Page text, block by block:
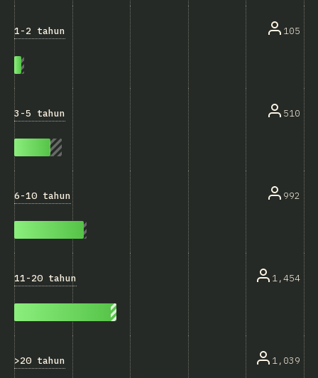
1-2 tahun 105
3-5 tahun 510
6-10 tahun 992
11-20 tahun 1,454
>20 tahun 1,039